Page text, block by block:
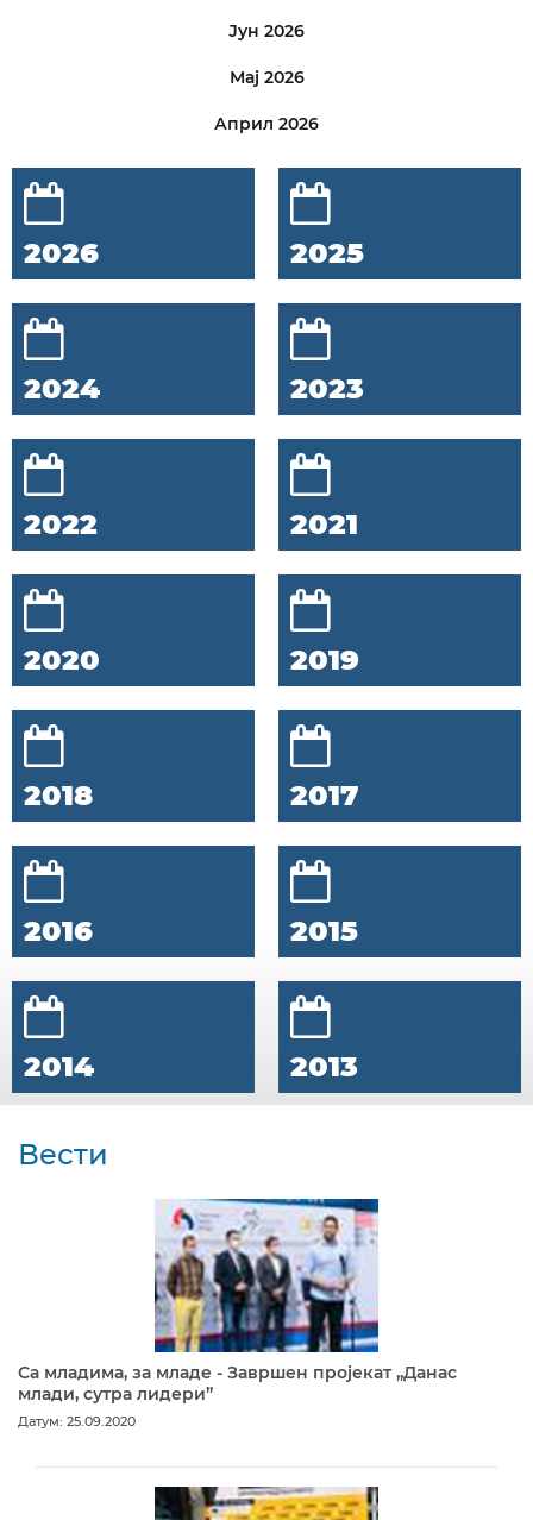
Јун 2026
Мај 2026
Април 2026
2026 2025
2024 2023
2022 2021
2020 2019
2018 2017
2016 2015
2014 2013
Вести
Са младима, за младе - Завршен пројекат „Данас
млади, сутра лидери”
Датум: 25.09.2020